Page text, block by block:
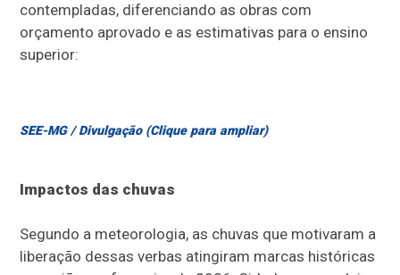
contempladas, diferenciando as obras com
orçamento aprovado e as estimativas para o ensino
superior:
SEE-MG / Divulgação (Clique para ampliar)
Impactos das chuvas
Segundo a meteorologia, as chuvas que motivaram a
liberação dessas verbas atingiram marcas históricas